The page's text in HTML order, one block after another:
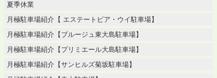
夏季休業
月極駐車場紹介【 エステートピア・ウイ駐車場】
月極駐車場紹介【ブルージュ東大島駐車場】
月極駐車場紹介【プリミエール大島駐車場】
月極駐車場紹介【サンヒルズ菊坂駐車場】